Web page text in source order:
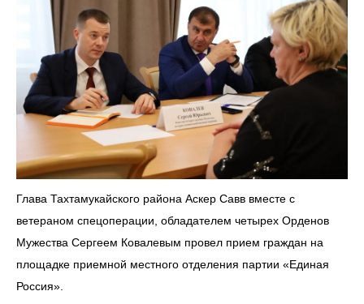
Глава Тахтамукайского района Аскер Савв вместе с
ветераном спецоперации, обладателем четырех Орденов
Мужества Сергеем Ковалевым провел прием граждан на
площадке приемной местного отделения партии «Единая
Россия».